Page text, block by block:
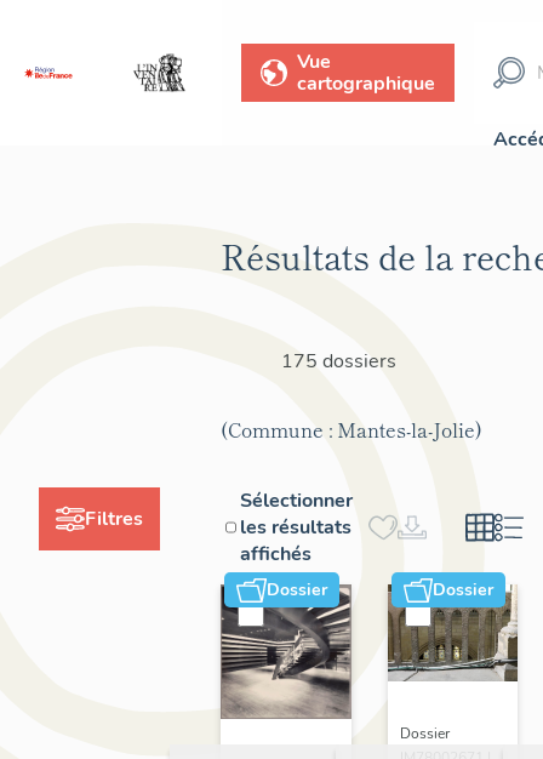
Vue
cartographique
Filtres
Résultats de la
175 dossiers
(Commune : Mantes-la-Jolie)
Sélectionner
les résultats
affichés
Dossier Dossier
Dossier